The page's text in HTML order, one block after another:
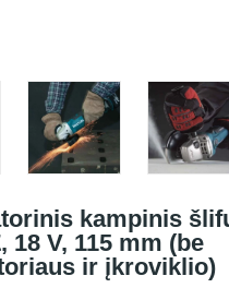
kampinis
18 V, 115 mm (be
ir įkroviklio)